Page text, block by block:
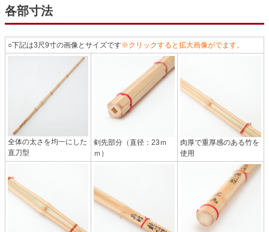
各部寸法
○下記は3尺9寸の画像とサイズです※クリックすると拡大画像がでます。
全体の太さを均一にした
直刀型
剣先部分（直径：23ｍ
ｍ）
肉厚で重厚感のある竹を
使用